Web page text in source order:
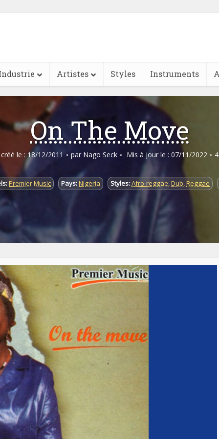
Artistes Styles Instruments
On The Move
le : 18/12/2011 par Nago Seck Mis à jour le : 07/11/2022
Premier Music Pays:Nigeria Styles:Afro-reggae,Dub,Reggae